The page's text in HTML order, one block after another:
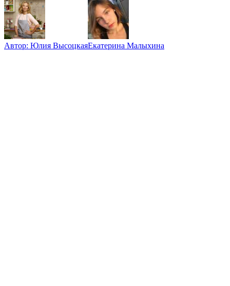
Автор: Юлия ВысоцкаяЕкатерина Малыхина